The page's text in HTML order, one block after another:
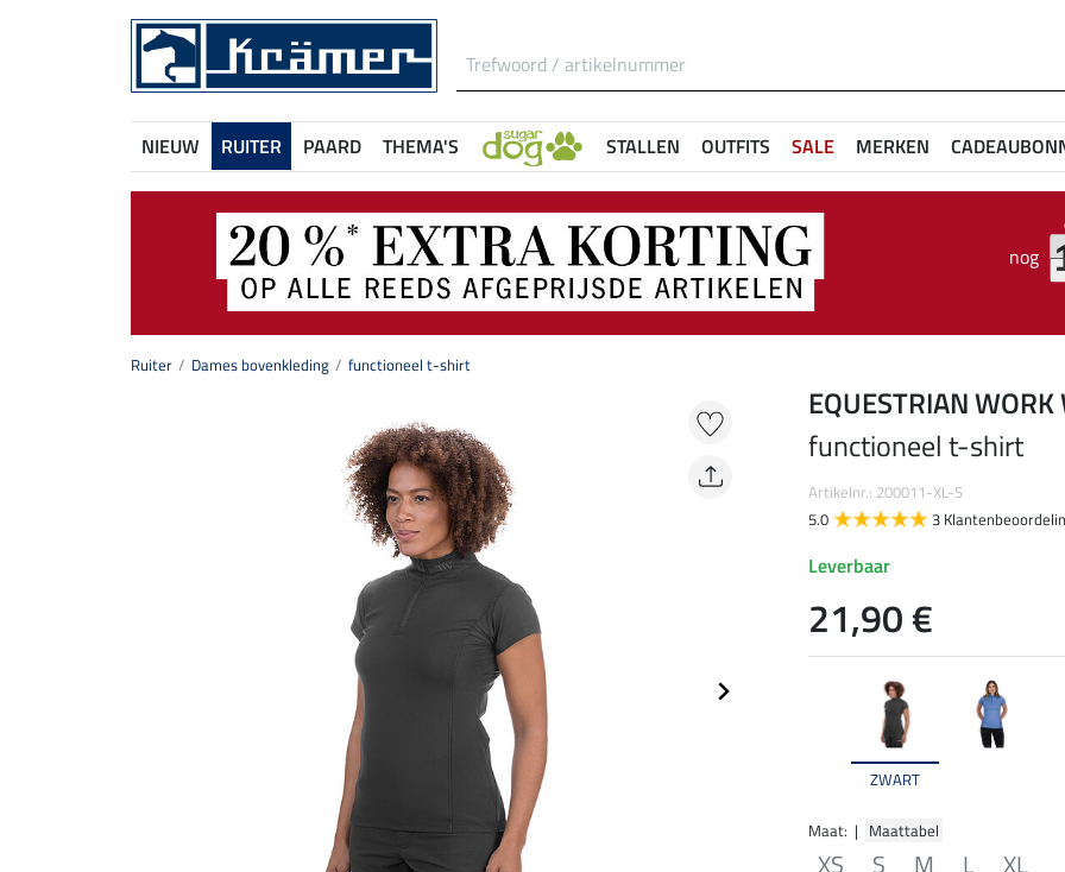
NIEUW RUITER PAARD THEMA'S STALLEN OUTFITS SALE MERKEN
nog
Ruiter Dames bovenkleding functioneel t-shirt
ZWART
Maat: | Maattabel
XS S M L XL
EQUESTRIAN WORK
functioneel t-shirt
Artikelnr.: 200011-XL-S
5.0
3
Leverbaar
21,90 €